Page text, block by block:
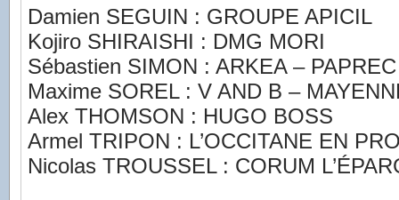
Damien SEGUIN : GROUPE APICIL
Kojiro SHIRAISHI : DMG MORI
Sébastien SIMON : ARKEA – PAPREC
Maxime SOREL : V AND B –
Alex THOMSON : HUGO BOSS
Armel TRIPON : L’OCCITANE EN
Nicolas TROUSSEL : CORUM